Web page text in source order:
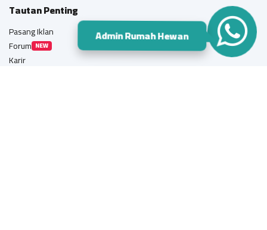
Admin Rumah Hewan
Tautan Penting
Pasang Iklan
Forum NEW
Karir